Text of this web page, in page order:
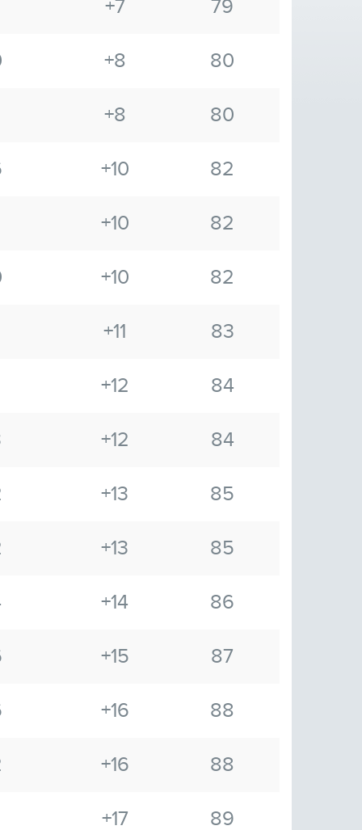
+7 79
+8 80
+8 80
+10 82
+10 82
+10 82
+11 83
+12 84
+12 84
+13 85
+13 85
+14 86
+15 87
+16 88
+16 88
+17 89